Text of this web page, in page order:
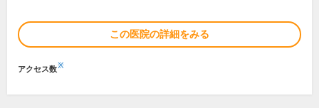
この医院の詳細をみる
アクセス数※